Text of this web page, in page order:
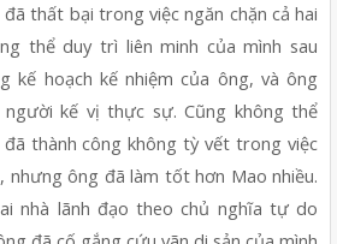
thất bại trong việc ngăn chặn cả hai
thể duy trì liên minh của mình sau
kế hoạch kế nhiệm của ông, và ông
kế vị thực sự. Cũng không thể
thành công không tỳ vết trong việc
nhưng ông đã làm tốt hơn Mao nhiều.
nhà lãnh đạo theo chủ nghĩa tự do